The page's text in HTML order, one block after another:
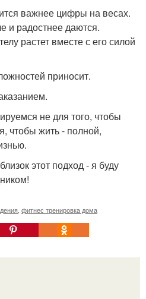
важнее цифры на весах.
и радостнее даются.
растет вместе с его силой
приносит.
не для того, чтобы
чтобы жить - полной,
этот подход - я буду
фитнес тренировка дома